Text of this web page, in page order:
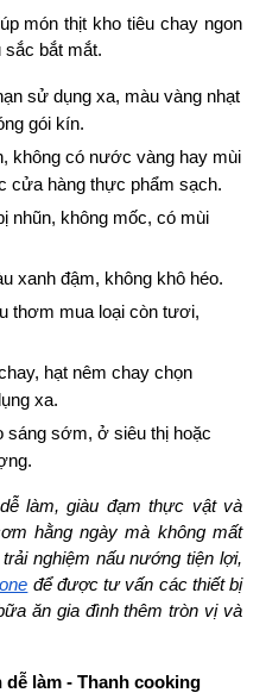
món thịt kho tiêu chay ngon
bắt mắt.
sử dụng xa, màu vàng nhạt
gói kín.
không có nước vàng hay mùi
cửa hàng thực phẩm sạch.
nhũn, không mốc, có mùi
xanh đậm, không khô héo.
thơm mua loại còn tươi,
hạt nêm chay chọn
xa.
sáng sớm, ở siêu thị hoặc
làm, giàu đạm thực vật và
hằng ngày mà không mất
nghiệm nấu nướng tiện lợi,
để được tư vấn các thiết bị
ăn gia đình thêm tròn vị và
dễ làm - Thanh cooking